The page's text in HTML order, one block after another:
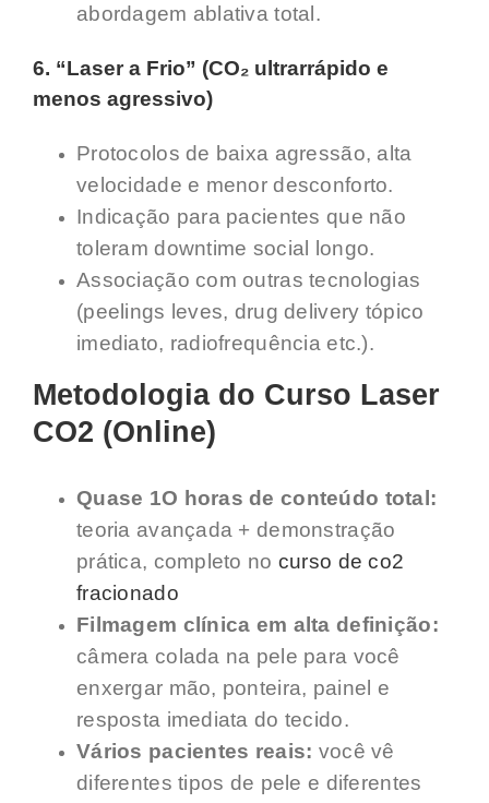
abordagem ablativa total.
6. “Laser a Frio” (CO₂ ultrarrápido e
menos agressivo)
Protocolos de baixa agressão, alta
velocidade e menor desconforto.
Indicação para pacientes que não
toleram downtime social longo.
Associação com outras tecnologias
(peelings leves, drug delivery tópico
imediato, radiofrequência etc.).
Metodologia do Curso Laser
CO2 (Online)
Quase 1O horas de conteúdo total:
teoria avançada + demonstração
prática, completo no curso de co2
fracionado
Filmagem clínica em alta definição:
câmera colada na pele para você
enxergar mão, ponteira, painel e
resposta imediata do tecido.
Vários pacientes reais: você vê
diferentes tipos de pele e diferentes